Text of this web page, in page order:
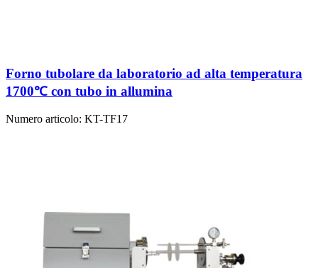
Forno tubolare da laboratorio ad alta temperatura
1700℃ con tubo in allumina
Numero articolo: KT-TF17